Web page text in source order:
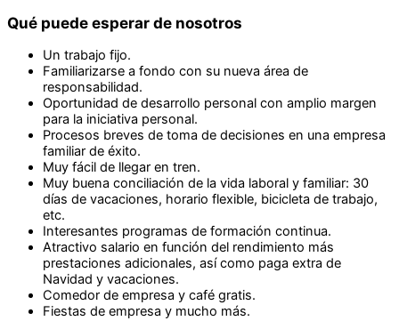
Qué puede esperar de nosotros
Un trabajo fijo.
Familiarizarse a fondo con su nueva área de
responsabilidad.
Oportunidad de desarrollo personal con amplio margen
para la iniciativa personal.
Procesos breves de toma de decisiones en una empresa
familiar de éxito.
Muy fácil de llegar en tren.
Muy buena conciliación de la vida laboral y familiar: 30
días de vacaciones, horario flexible, bicicleta de trabajo,
etc.
Interesantes programas de formación continua.
Atractivo salario en función del rendimiento más
prestaciones adicionales, así como paga extra de
Navidad y vacaciones.
Comedor de empresa y café gratis.
Fiestas de empresa y mucho más.